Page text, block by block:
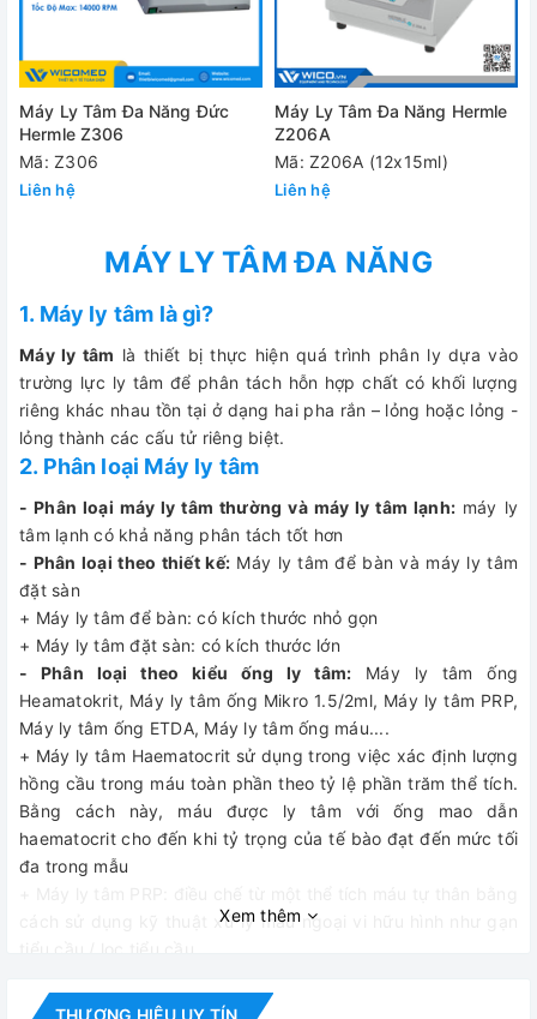
Máy Ly Tâm Đa Năng Đức
Hermle Z306
Mã: Z306
Liên hệ
Máy Ly Tâm Đa Năng Hermle
Z206A
Mã: Z206A (12x15ml)
Liên hệ
MÁY LY TÂM ĐA NĂNG
1. Máy ly tâm là gì?
Máy ly tâm là thiết bị thực hiện quá trình phân ly dựa vào
trường lực ly tâm để phân tách hỗn hợp chất có khối lượng
riêng khác nhau tồn tại ở dạng hai pha rắn – lỏng hoặc lỏng -
lỏng thành các cấu tử riêng biệt.
2. Phân loại Máy ly tâm
- Phân loại máy ly tâm thường và máy ly tâm lạnh: máy ly
tâm lạnh có khả năng phân tách tốt hơn
- Phân loại theo thiết kế: Máy ly tâm để bàn và máy ly tâm
đặt sàn
+ Máy ly tâm để bàn: có kích thước nhỏ gọn
+ Máy ly tâm đặt sàn: có kích thước lớn
- Phân loại theo kiểu ống ly tâm: Máy ly tâm ống
Heamatokrit, Máy ly tâm ống Mikro 1.5/2ml, Máy ly tâm PRP,
Máy ly tâm ống ETDA, Máy ly tâm ống máu....
+ Máy ly tâm Haematocrit sử dụng trong việc xác định lượng
hồng cầu trong máu toàn phần theo tỷ lệ phần trăm thể tích.
Bằng cách này, máu được ly tâm với ống mao dẫn
haematocrit cho đến khi tỷ trọng của tế bào đạt đến mức tối
đa trong mẫu
cách sử dụng kỹ thuật xử lý máu ngoại vi hữu hình như gạn
máu và xét nghiệm HBA1C). Đặc điểm: sử dụng chất kháng
Xem thêm
THƯƠNG HIỆU UY TÍN